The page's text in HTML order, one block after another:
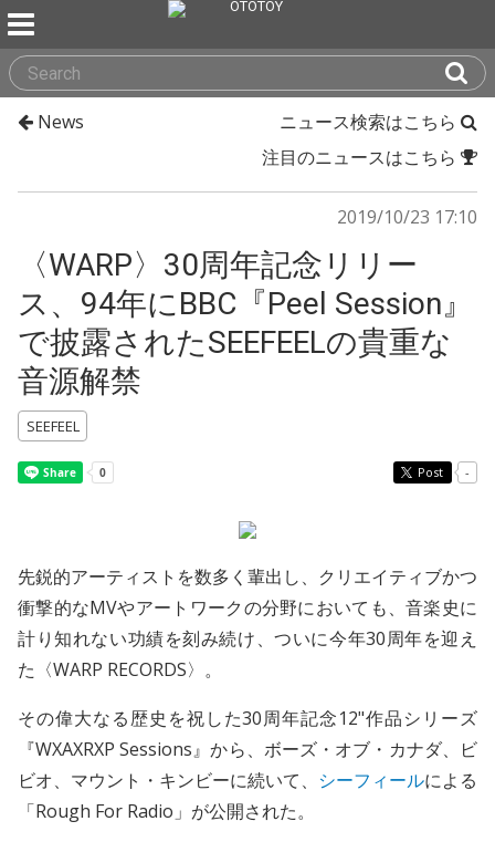
News
ニュース検索はこちら
注目のニュースはこちら
2019/10/23 17:10
〈WARP〉30周年記念リリー
ス、94年にBBC『Peel Session』
で披露されたSEEFEELの貴重な
音源解禁
SEEFEEL
Post -
先鋭的アーティストを数多く輩出し、クリエイティブかつ
衝撃的なMVやアートワークの分野においても、音楽史に
計り知れない功績を刻み続け、ついに今年30周年を迎え
た〈WARP RECORDS〉。
その偉大なる歴史を祝した30周年記念12"作品シリーズ
『WXAXRXP Sessions』から、ボーズ・オブ・カナダ、ビ
ビオ、マウント・キンビーに続いて、 シーフィールによる
「Rough For Radio」が公開された。